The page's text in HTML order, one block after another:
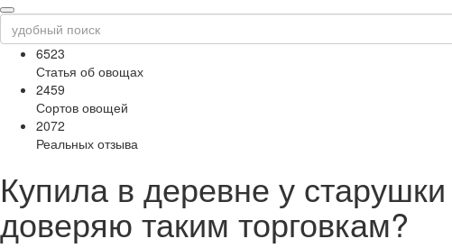
6523
Статья об овощах
2459
Сортов овощей
2072
Реальных отзыва
Купила в деревне у
доверяю таким торговкам?